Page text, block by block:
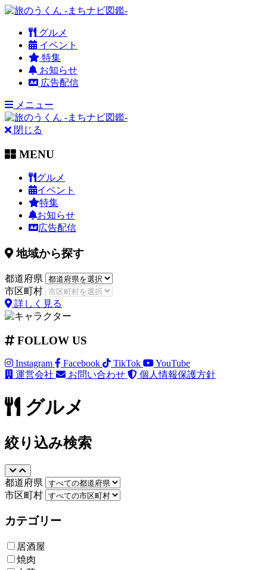
グルメ
イベント
特集
お知らせ
広告配信
メニュー
閉じる
MENU
グルメ
イベント
特集
お知らせ
広告配信
地域から探す
都道府県
市区町村
詳しく見る
FOLLOW US
Instagram Facebook TikTok
YouTube
運営会社
お問い合わせ 個人情報保護方針
グルメ
絞り込み検索
都道府県
市区町村
カテゴリー
居酒屋
焼肉